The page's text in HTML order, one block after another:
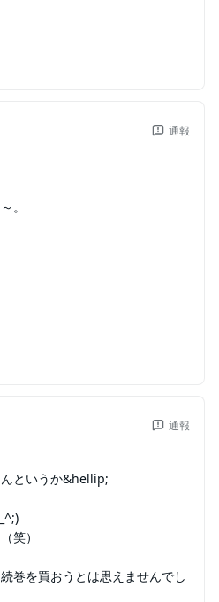
通報
。
通報
というか&hellip;
笑）
巻を買おうとは思えませんでし